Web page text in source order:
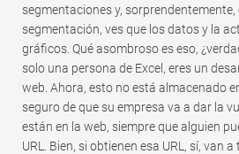
segmentaciones y, sorprendentemente,
segmentación, ves que los datos y la
gráficos. Qué asombroso es eso,
solo una persona de Excel, eres un
web. Ahora, esto no está almacenado
seguro de que su empresa va a dar la
están en la web, siempre que alguien
URL. Bien, si obtienen esa URL, sí, van